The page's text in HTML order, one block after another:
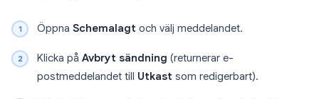
Öppna Schemalagt och välj meddelandet.
Klicka på Avbryt sändning (returnerar e-
postmeddelandet till Utkast som redigerbart).